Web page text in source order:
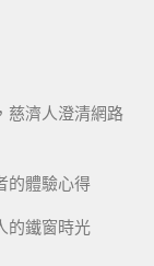
慈濟人澄清網路
的體驗心得
的鐵窗時光